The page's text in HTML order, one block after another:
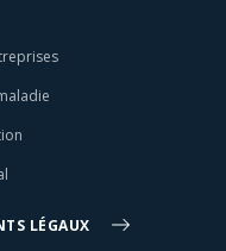
LÉGAUX